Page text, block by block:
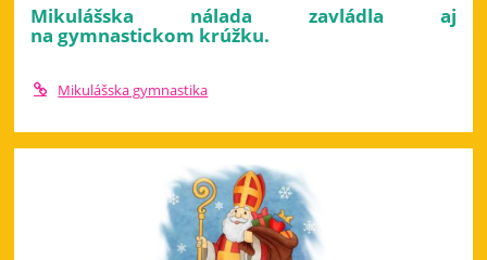
Mikulášska nálada zavládla aj
na gymnastickom krúžku.
Mikulášska gymnastika